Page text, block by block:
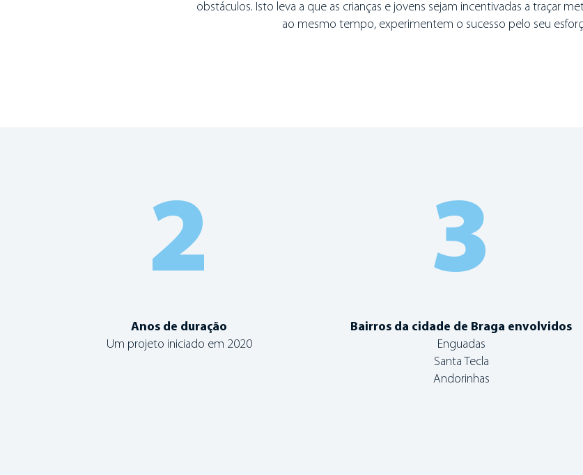
obstáculos. Isto leva a que as crianças e jovens sejam incentivadas a traçar
ao mesmo tempo, experimentem o sucesso pelo seu
2 3
Anos de duração
Um projeto iniciado em 2020
Bairros da cidade de Braga envolvidos
Enguadas
Santa Tecla
Andorinhas